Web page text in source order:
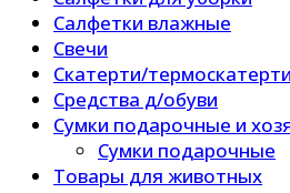
Салфетки влажные
Свечи
Скатерти/
Средства д/обуви
Сумки подарочные и
Сумки подарочные
Товары для животных